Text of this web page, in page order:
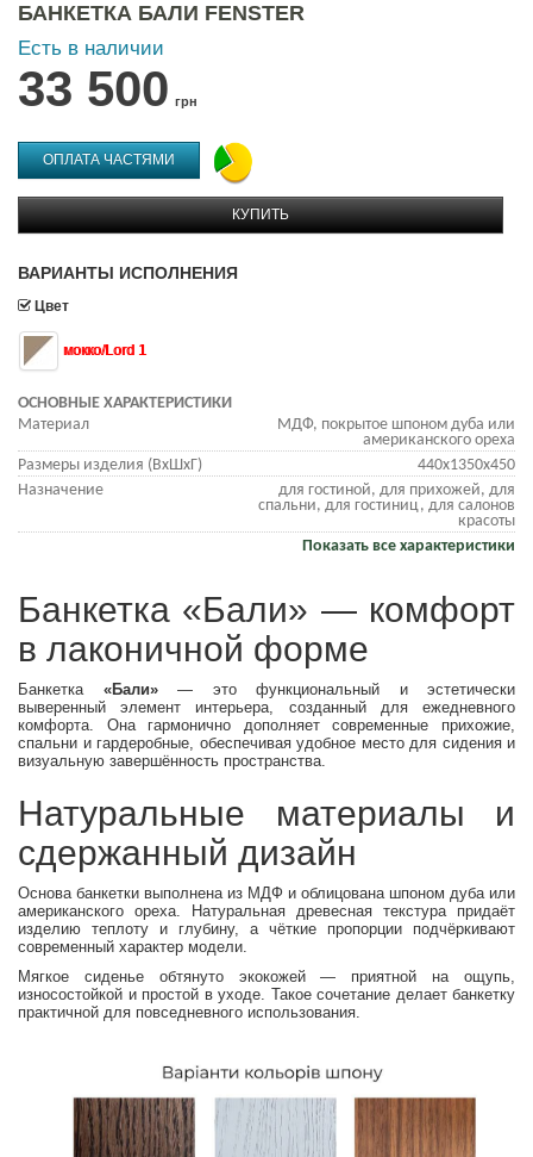
БАНКЕТКА БАЛИ FENSTER
Есть в наличии
33 500 грн
ОПЛАТА ЧАСТЯМИ
КУПИТЬ
ВАРИАНТЫ ИСПОЛНЕНИЯ
Цвет
мокко/Lord 1
ОСНОВНЫЕ ХАРАКТЕРИСТИКИ
Материал
МДФ, покрытое шпоном дуба или
американского ореха
Размеры изделия (ВхШхГ)
440х1350х450
Назначение
для гостиной, для прихожей, для
спальни, для гостиниц, для салонов
красоты
Показать все характеристики
Банкетка «Бали» — комфорт
в лаконичной форме
Банкетка «Бали»— это функциональный и эстетически
выверенный элемент интерьера, созданный для ежедневного
комфорта. Она гармонично дополняет современные прихожие,
спальни и гардеробные, обеспечивая удобное место для сидения и
визуальную завершённость пространства.
Натуральные материалы и
сдержанный дизайн
Основа банкетки выполнена из МДФ и облицована шпоном дуба или
американского ореха. Натуральная древесная текстура придаёт
изделию теплоту и глубину, а чёткие пропорции подчёркивают
современный характер модели.
Мягкое сиденье обтянуто экокожей — приятной на ощупь,
износостойкой и простой в уходе. Такое сочетание делает банкетку
практичной для повседневного использования.